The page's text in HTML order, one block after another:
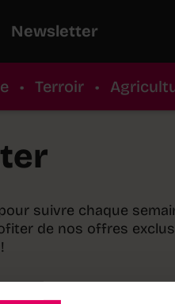
Newsletter
• Terroir •
suivre chaque
de nos offres